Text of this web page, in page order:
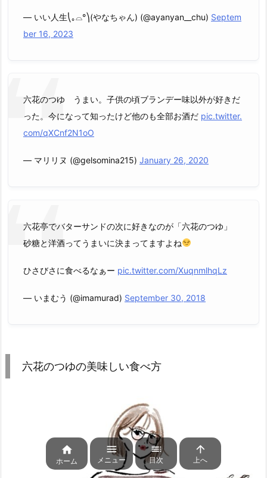
— いい人生⎝｡⌓°⎞(やなちゃん) (@ayanyan__chu) Septem
ber 16, 2023
六花のつゆ うまい。子供の頃ブランデー味以外が好きだ
った。今になって知ったけど他のも全部お酒だ pic.twitter.
com/qXCnf2N1oO
— マリリヌ (@gelsomina215) January 26, 2020
六花亭でバターサンドの次に好きなのが「六花のつゆ」
砂糖と洋酒ってうまいに決まってますよね
ひさびさに食べるなぁー pic.twitter.com/XuqnmlhqLz
— いまむう (@imamurad) September 30, 2018
六花のつゆの美味しい食べ方

ホーム

メニュー

目次

上へ